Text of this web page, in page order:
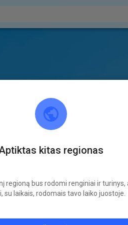
kitas regionas
regioną bus rodomi renginiai ir turinys,
su laikais, rodomais tavo laiko juostoje.